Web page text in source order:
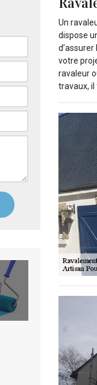
Un
dispose
votre
ravaleur
travaux, il